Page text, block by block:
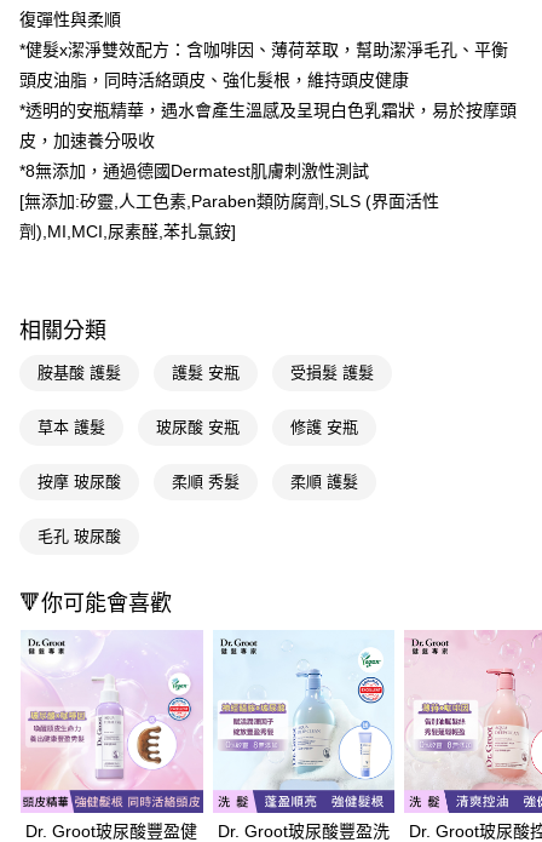
【關於「AFTEE先享後付」】
AFTEE先享後付是「在收到商品之後才付款」的支付方式。 讓您購物簡單
便利好安心！
１．簡單：不需註冊會員、不需綁卡、不需儲值。
３．安心：先確認商品／服務後，再付款。
【「AFTEE先享後付」結帳流程】
１．於結帳方式選擇「AFTEE先享後付」後，將跳轉至「AFTEE先享後付」
結帳頁面，進行簡訊認證並確認金額後，即可完成結帳。
２．訂單成立數日內，您將收到繳費通知簡訊。
購買商品的店家。未經商家同意取消之訂單仍視為有效，需透過AFTEE先享
後付繳納相關費用。
是否繳費成功／繳費後需取消欲退款等相關疑問，請聯繫「AFTEE先享後付
易，需依本服務之必要範圍內提供個人資料，並將交易相關給付款項請求債
２．關於個人資料處理事宜，請瀏覽以下網址：
「AFTEE先享後付」，若未經同意申辦者引起之損失，本公司不負相關責
４．使用「AFTEE先享後付」時，將依據個別帳號之用戶狀況，依本公司即
時審查核予不同之上限額度；若仍有額度不足之情形，本公司將視審查結果
請求用戶進行身份認證。
５．嚴禁一人註冊多個帳號或使用他人資訊註冊。若發現惡意使用之情形，
恩沛科技股份有限公司將有權停止該用戶之使用額度並採取法律行動。
即享券
運送方式
每筆NT$65，滿NT$390(含以上)免運費
付款後全家取貨
每筆NT$65，滿NT$390(含以上)免運費
每筆NT$65，滿NT$490(含以上)免運費
7-11取貨付款
每筆NT$65，滿NT$490(含以上)免運費
每筆NT$65，滿NT$490(含以上)免運費
宅配(本島)
付款後寶雅門市自取(由倉庫統一出貨)
每筆NT$80，滿NT$290(含以上)免運費
復彈性與柔順
*健髮x潔淨雙效配方：含咖啡因、薄荷萃取，幫助潔淨毛孔、平衡
頭皮油脂，同時活絡頭皮、強化髮根，維持頭皮健康
*透明的安瓶精華，遇水會產生溫感及呈現白色乳霜狀，易於按摩頭
皮，加速養分吸收
*8無添加，通過德國Dermatest肌膚刺激性測試
[無添加:矽靈,人工色素,Paraben類防腐劑,SLS (界面活性
劑),MI,MCI,尿素醛,苯扎氯銨]
相關分類
胺基酸 護髮 護髮 安瓶 受損髮 護髮
草本 護髮 玻尿酸 安瓶 修護 安瓶
按摩 玻尿酸 柔順 秀髮 柔順 護髮
毛孔 玻尿酸
🔻你可能會喜歡
Dr. Groot玻尿酸豐盈健
Dr. Groot玻尿酸豐盈洗
Dr. Groot玻尿酸